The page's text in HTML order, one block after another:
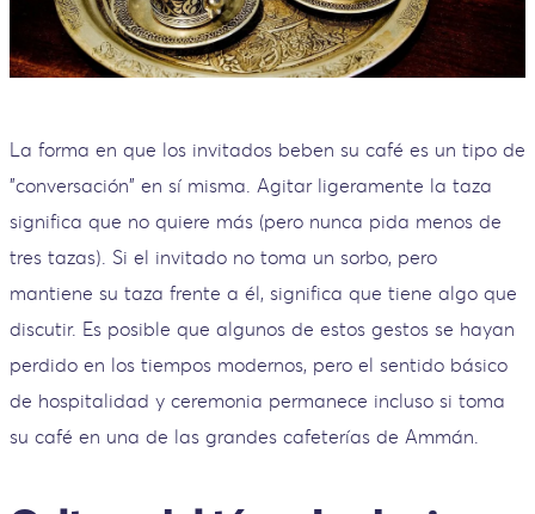
La forma en que los invitados beben su café es un tipo de
"conversación" en sí misma. Agitar ligeramente la taza
significa que no quiere más (pero nunca pida menos de
tres tazas). Si el invitado no toma un sorbo, pero
mantiene su taza frente a él, significa que tiene algo que
discutir. Es posible que algunos de estos gestos se hayan
perdido en los tiempos modernos, pero el sentido básico
de hospitalidad y ceremonia permanece incluso si toma
su café en una de las grandes cafeterías de Ammán.